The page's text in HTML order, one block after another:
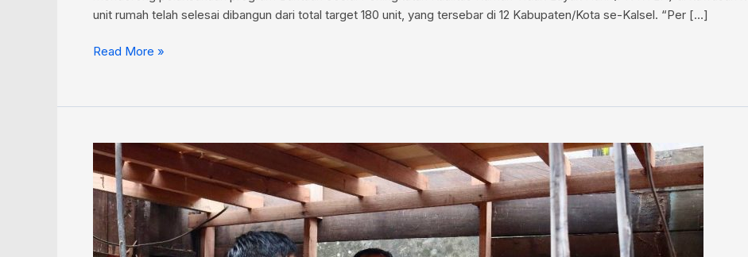
unit rumah telah selesai dibangun dari total target 180 unit, yang tersebar di 12 Kabupaten/Kota se-Kalsel. “Per […]
Read More »
Program
RTLH
Kalsel
Dipantau
Ketat,
Progres